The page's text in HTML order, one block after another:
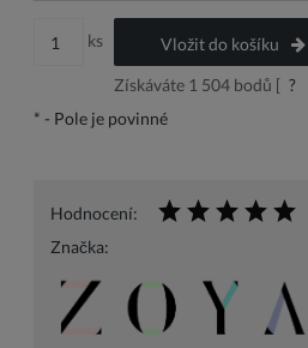
ks
Vložit do košíku
Získáváte 1 504bodů [ ?
* - Pole je povinné
Hodnocení:
Značka: